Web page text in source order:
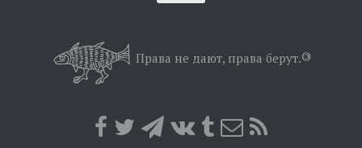
Позиція
Права не дают, права берут.©